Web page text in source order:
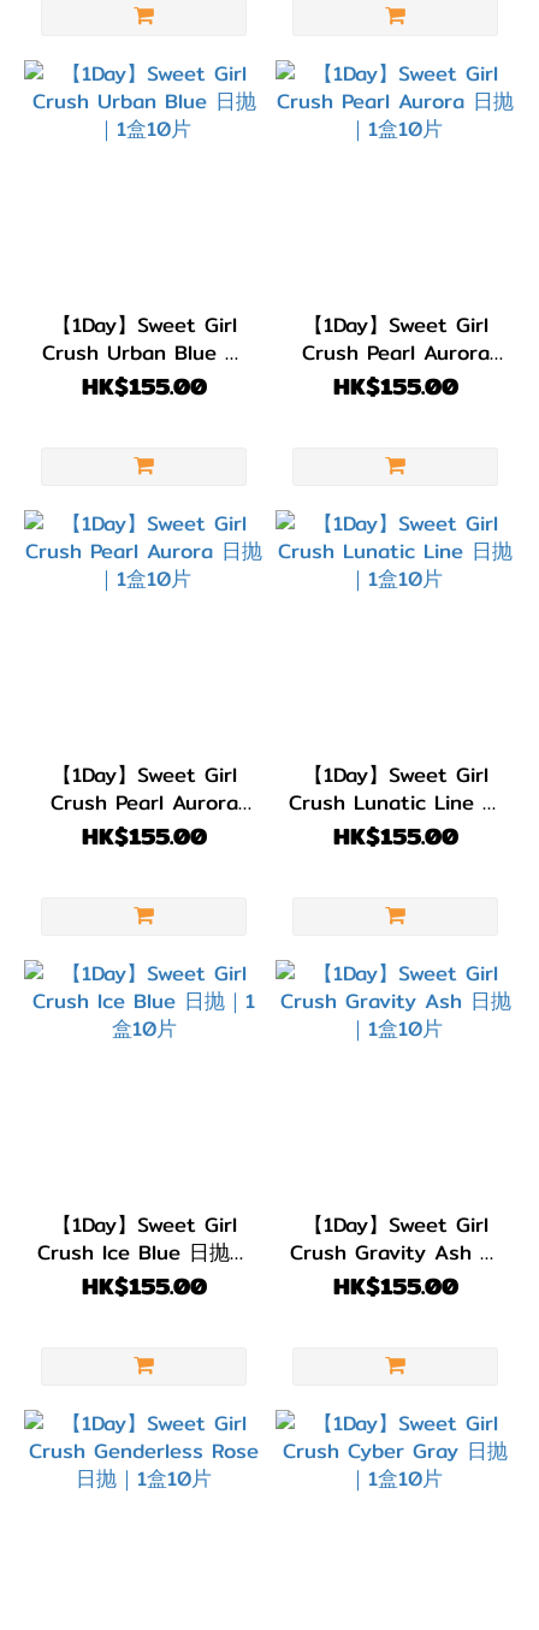
【1Day】Sweet Girl
Crush Urban Blue 日
抛｜1盒10片
HK$155.00
【1Day】Sweet Girl
Crush Pearl Aurora
日抛｜1盒10片
HK$155.00
【1Day】Sweet Girl
Crush Pearl Aurora
日抛｜1盒10片
HK$155.00
【1Day】Sweet Girl
Crush Lunatic Line 日
抛｜1盒10片
HK$155.00
【1Day】Sweet Girl
Crush Ice Blue 日抛｜
1盒10片
HK$155.00
【1Day】Sweet Girl
Crush Gravity Ash 日
抛｜1盒10片
HK$155.00